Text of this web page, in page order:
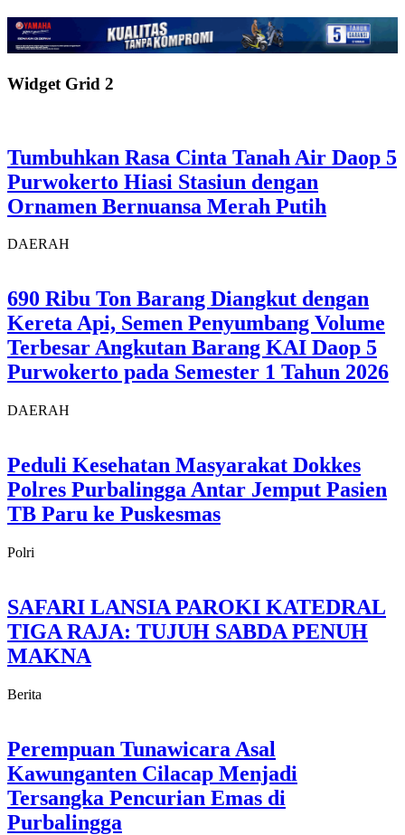
Widget Grid 2
Tumbuhkan Rasa Cinta Tanah Air Daop 5
Purwokerto Hiasi Stasiun dengan
Ornamen Bernuansa Merah Putih
DAERAH
690 Ribu Ton Barang Diangkut dengan
Kereta Api, Semen Penyumbang Volume
Terbesar Angkutan Barang KAI Daop 5
Purwokerto pada Semester 1 Tahun 2026
DAERAH
Peduli Kesehatan Masyarakat Dokkes
Polres Purbalingga Antar Jemput Pasien
TB Paru ke Puskesmas
Polri
SAFARI LANSIA PAROKI KATEDRAL
TIGA RAJA: TUJUH SABDA PENUH
MAKNA
Berita
Perempuan Tunawicara Asal
Kawunganten Cilacap Menjadi
Tersangka Pencurian Emas di
Purbalingga